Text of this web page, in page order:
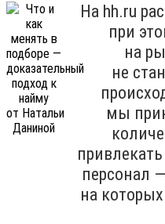
На hh.ru
при
на
не
мы
персонал
на